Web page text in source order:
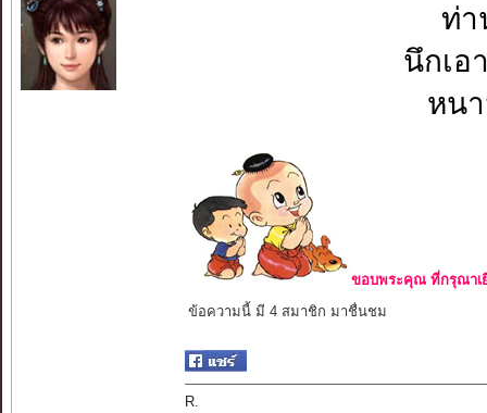
ท่า
นึกเอ
หน
ขอบพระคุณ ที่กรุณาเ
ข้อความนี้ มี 4 สมาชิก มาชื่นชม
R.